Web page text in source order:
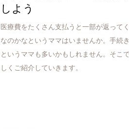
しよう
医療費をたくさん支払うと一部が返って
なのかなというママはいませんか。手続
というママも多いかもしれません。そこ
しくご紹介していきます。